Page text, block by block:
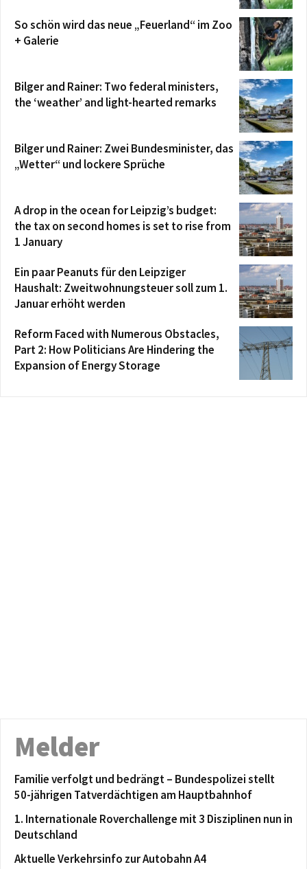
So schön wird das neue „Feuerland“ im Zoo
+ Galerie
Bilger and Rainer: Two federal ministers,
the ‘weather’ and light-hearted remarks
Bilger und Rainer: Zwei Bundesminister, das
„Wetter“ und lockere Sprüche
A drop in the ocean for Leipzig’s budget:
the tax on second homes is set to rise from
1 January
Ein paar Peanuts für den Leipziger
Haushalt: Zweitwohnungsteuer soll zum 1.
Januar erhöht werden
Reform Faced with Numerous Obstacles,
Part 2: How Politicians Are Hindering the
Expansion of Energy Storage
Melder
Familie verfolgt und bedrängt – Bundespolizei stellt
50-jährigen Tatverdächtigen am Hauptbahnhof
1. Internationale Roverchallenge mit 3 Disziplinen nun in
Deutschland
Aktuelle Verkehrsinfo zur Autobahn A4